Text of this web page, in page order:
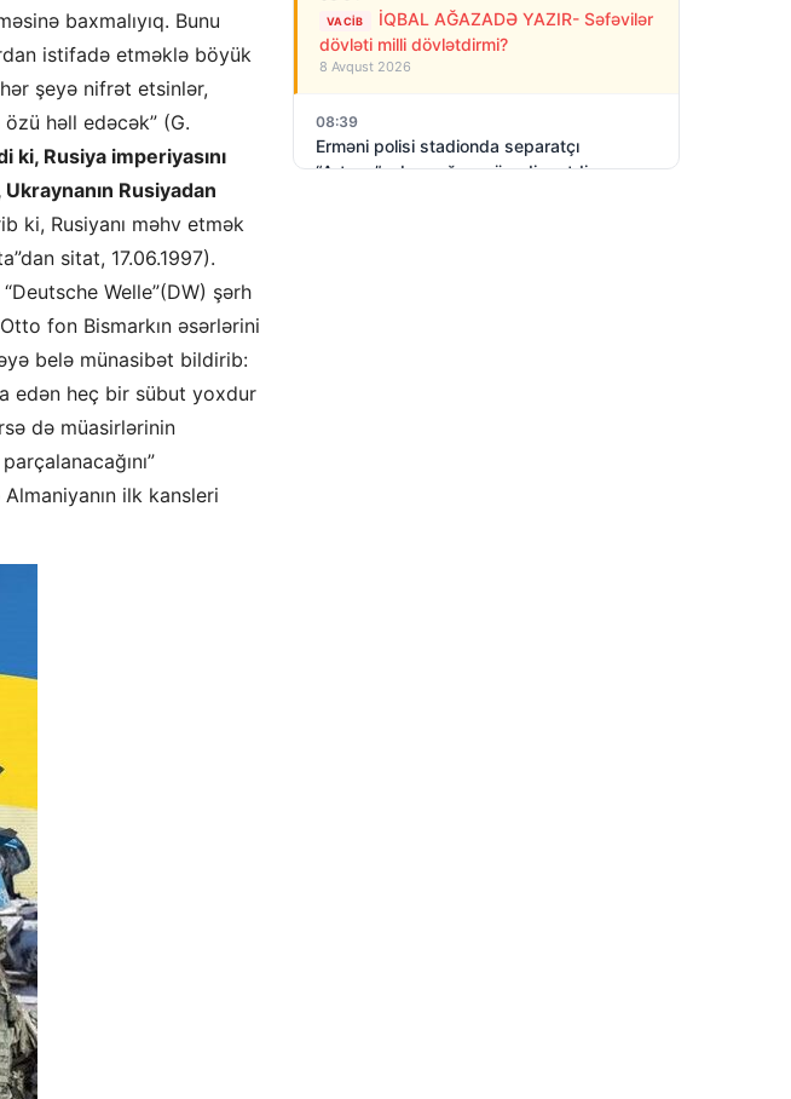
baxmalıyıq. Bunu
istifadə etməklə böyük
şeyə nifrət etsinlər,
həll edəcək” (G.
ki, Rusiya imperiyasını
Rusiyadan
ki, Rusiyanı məhv etmək
sitat, 17.06.1997).
Welle”(DW) şərh
fon Bismarkın əsərlərini
belə münasibət bildirib:
edən heç bir sübut yoxdur
də müasirlərinin
ilk kansleri
VACIB
İQBAL AĞAZADƏ YAZIR- Səfəvilər
dövləti milli dövlətdirmi?
8 Avqust 2026
08:39
Erməni polisi stadionda separatçı
“Artsax”ın bayrağını müsadirə etdi və…